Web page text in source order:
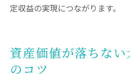
将来の資産形成に役立つ大
夫
定収益の実現につながります。
資産価値が落ちない
のコツ